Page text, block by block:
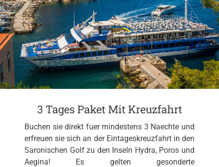
3 Tages Paket Mit Kreuzfahrt
Buchen sie direkt fuer mindestens 3 Naechte und
erfreuen sie sich an der Eintageskreuzfahrt in den
Saronischen Golf zu den Inseln Hydra, Poros und
Aegina! Es gelten gesonderte